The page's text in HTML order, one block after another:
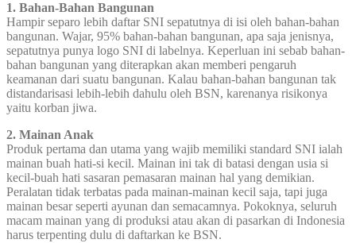
1. Bahan-Bahan Bangunan
Hampir separo lebih daftar SNI sepatutnya di isi oleh bahan-bahan
bangunan. Wajar, 95% bahan-bahan bangunan, apa saja jenisnya,
sepatutnya punya logo SNI di labelnya. Keperluan ini sebab bahan-
bahan bangunan yang diterapkan akan memberi pengaruh
keamanan dari suatu bangunan. Kalau bahan-bahan bangunan tak
distandarisasi lebih-lebih dahulu oleh BSN, karenanya risikonya
yaitu korban jiwa.
2. Mainan Anak
Produk pertama dan utama yang wajib memiliki standard SNI ialah
mainan buah hati-si kecil. Mainan ini tak di batasi dengan usia si
kecil-buah hati sasaran pemasaran mainan hal yang demikian.
Peralatan tidak terbatas pada mainan-mainan kecil saja, tapi juga
mainan besar seperti ayunan dan semacamnya. Pokoknya, seluruh
macam mainan yang di produksi atau akan di pasarkan di Indonesia
harus terpenting dulu di daftarkan ke BSN.